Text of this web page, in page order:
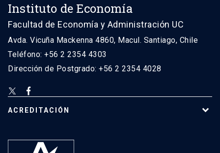
Instituto de Economía
Facultad de Economía y Administración UC
Avda. Vicuña Mackenna 4860, Macul. Santiago, Chile
Teléfono: +56 2 2354 4303
Dirección de Postgrado: +56 2 2354 4028
ACREDITACIÓN